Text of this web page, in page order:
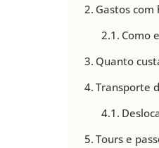
Gastos
Como
Quanto
Transporte
Tours e